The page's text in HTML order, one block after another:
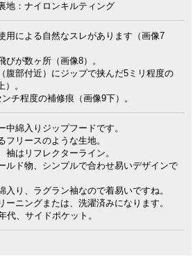
：ナイロンキルティング
用による自然なスレがあります（画像7
びが数ヶ所（画像8）。
腹部付近）にジップで挟んだ5ミリ程度の
。
チ程度の補修痕（画像9下）。
中綿入りジップフードです。
フリースのような生地。
袖はリフレクターライン。
ルド物、シンプルで合わせ易いデザインで
入り、ラグラン袖なので着易いですね。
ーニングまたは、洗濯済みになります。
代、サイドポケット。